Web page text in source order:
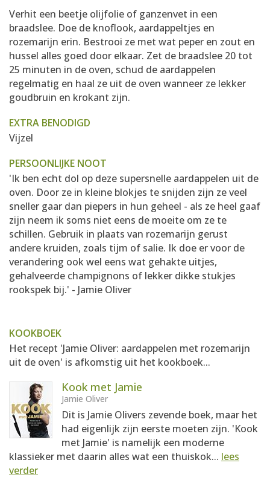
Verhit een beetje olijfolie of ganzenvet in een
braadslee. Doe de knoflook, aardappeltjes en
rozemarijn erin. Bestrooi ze met wat peper en zout en
hussel alles goed door elkaar. Zet de braadslee 20 tot
25 minuten in de oven, schud de aardappelen
regelmatig en haal ze uit de oven wanneer ze lekker
goudbruin en krokant zijn.
EXTRA BENODIGD
Vijzel
PERSOONLIJKE NOOT
'Ik ben echt dol op deze supersnelle aardappelen uit de
oven. Door ze in kleine blokjes te snijden zijn ze veel
sneller gaar dan piepers in hun geheel - als ze heel gaaf
zijn neem ik soms niet eens de moeite om ze te
schillen. Gebruik in plaats van rozemarijn gerust
andere kruiden, zoals tijm of salie. Ik doe er voor de
verandering ook wel eens wat gehakte uitjes,
gehalveerde champignons of lekker dikke stukjes
rookspek bij.' - Jamie Oliver
KOOKBOEK
Het recept 'Jamie Oliver: aardappelen met rozemarijn
uit de oven' is afkomstig uit het kookboek...
Kook met Jamie
Jamie Oliver
Dit is Jamie Olivers zevende boek, maar het
had eigenlijk zijn eerste moeten zijn. 'Kook
met Jamie' is namelijk een moderne
klassieker met daarin alles wat een thuiskok... lees
verder